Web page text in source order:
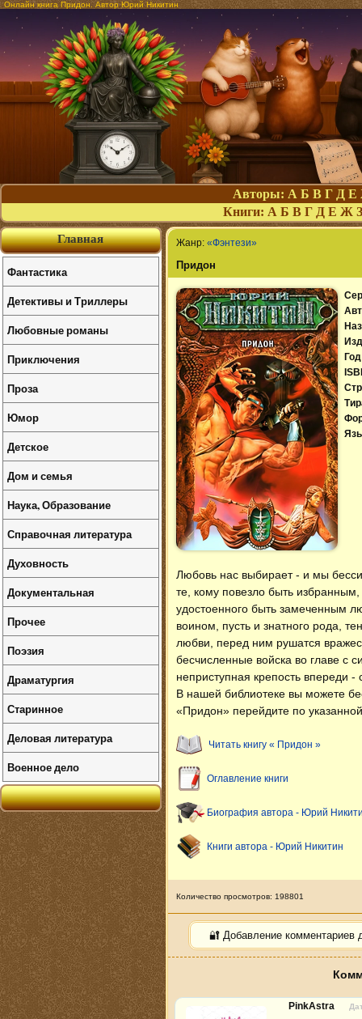
Онлайн книга Придон. Автор Юрий Никитин
Авторы: А Б В Г Д Е
Книги: А Б В Г Д Е Ж З
Жанр: «Фэнтези»
Придон
Любовь нас выбирает - и мы
те, кому повезло быть
удостоенного быть замеченным
воином, пусть и знатного рода,
любви, перед ним рушатся
бесчисленные войска во главе с
неприступная крепость впереди -
В нашей библиотеке вы можете
«Придон» перейдите по
Читать книгу « Придон »
Оглавление книги
Биография автора - Юрий
Книги автора - Юрий Никитин
Количество просмотров: 198801
🔐 Добавление комментариев
PinkAstra
Главная
Фантастика
Детективы и Триллеры
Любовные романы
Приключения
Проза
Юмор
Детское
Дом и семья
Наука, Образование
Справочная литература
Духовность
Документальная
Прочее
Поэзия
Драматургия
Старинное
Деловая литература
Военное дело